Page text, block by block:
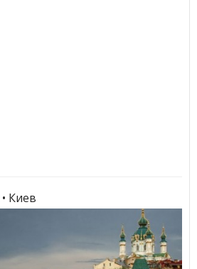
• Киев